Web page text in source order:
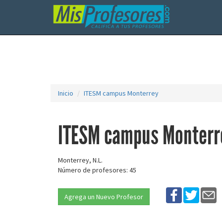
Inicio ITESM campus Monterrey
ITESM campus
Monterrey, N.L.
Número de profesores: 45
Agrega un Nuevo Profesor